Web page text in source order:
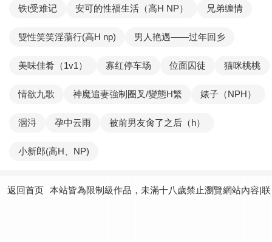
铁t受难记 安可的性福生活（高H NP） 兄弟缠情
雙性笑笑淫蕩行(高H np) 男人艳遇——过年回乡
美味佳肴（1v1） 寡红停车场 位面囚徒 猫咪桃桃
情欲九歌 神魔追妻強制圈叉/變態H繁 婊子（NPH）
洇浔 孕中云雨 被前男友肏了之后（h）
小新郎(高H、NP)
返回首页 本站皆為限制級作品，未滿十八歲禁止瀏覽網站內容|联